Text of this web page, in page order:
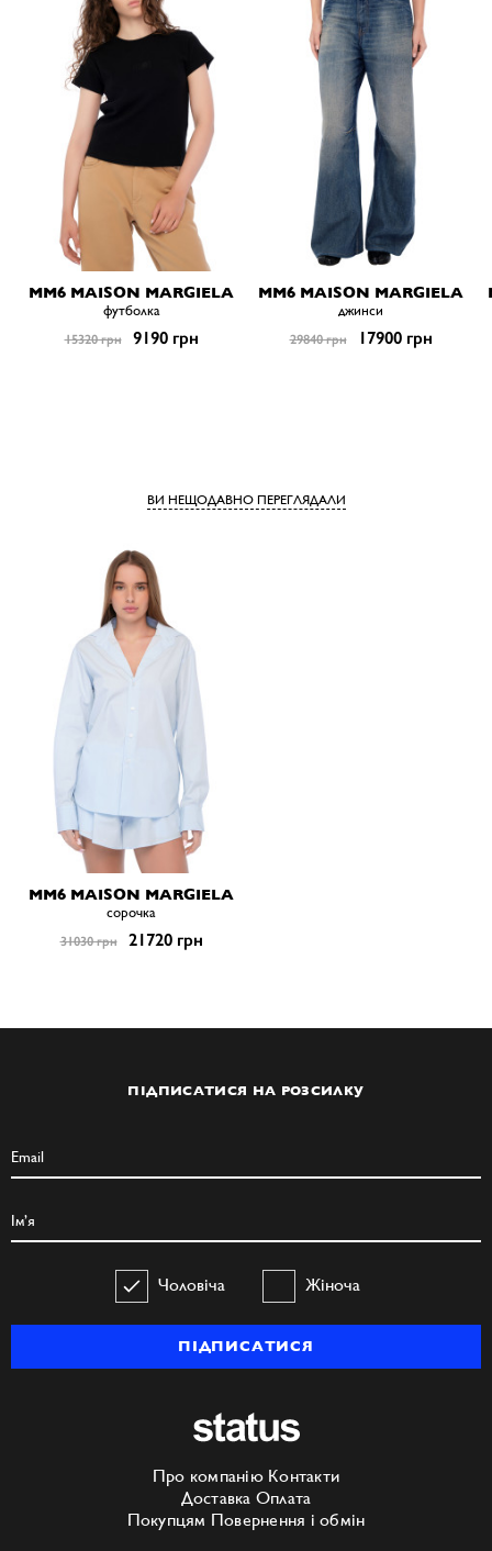
MM6 MAISON MARGIELA
футболка
15320 грн 9190 грн
MM6 MAISON MARGIELA
джинси
29840 грн 17900 грн
ВИ НЕЩОДАВНО ПЕРЕГЛЯДАЛИ
MM6 MAISON MARGIELA
сорочка
31030 грн 21720 грн
ПІДПИСАТИСЯ НА РОЗСИЛКУ
Чоловіча Жіноча
ПІДПИСАТИСЯ
Про компанію Контакти
Доставка Оплата
Покупцям Повернення і обмін